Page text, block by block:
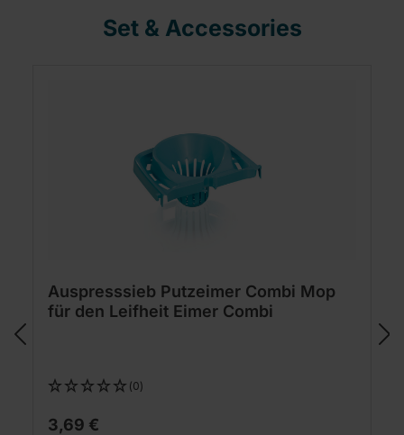
Set & Accessories
Auspresssieb Putzeimer Combi Mop
für den Leifheit Eimer Combi
(0)
3,69 €